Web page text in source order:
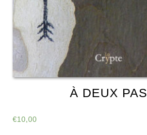
À DEUX PAS
€10,00